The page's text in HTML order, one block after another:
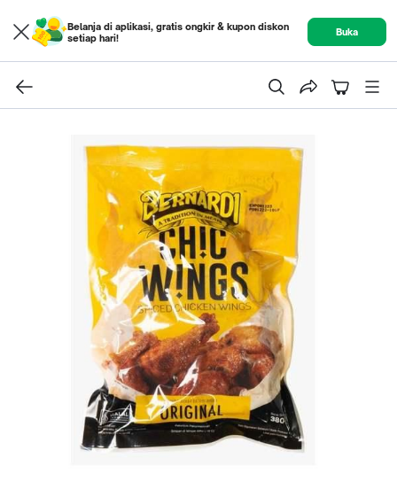
Belanja di aplikasi, gratis ongkir & kupon diskon
setiap hari!
Buka